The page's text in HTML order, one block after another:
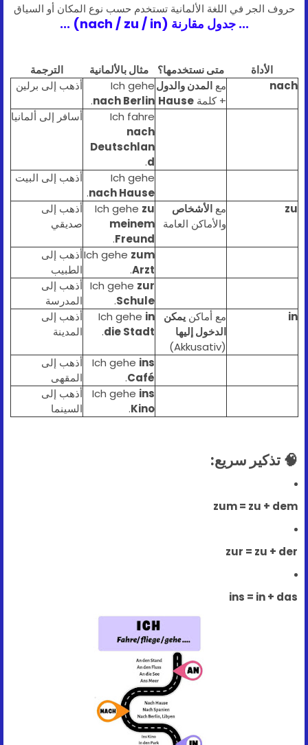
حروف الجر في اللغة الألمانية تستخدم حسب نوع المكان أو السياق
... جدول مقارنة (nach / zu / in) ...
الأداة متى نستخدمها؟ مثال بالألمانية
الترجمة
nach
مع المدن والدول
+ كلمة Hause
Ich gehe
nach Berlin
.
أذهب إلى برلين
Ich fahre
nach
Deutschlan
d
.
أسافر إلى ألمانيا
Ich gehe
nach Hause
.
أذهب إلى البيت
zu مع الأشخاص
والأماكن العامة
Ich gehe zu
meinem
Freund
.
أذهب إلى
صديقي
Ich gehe zum
Arzt
.
أذهب إلى
الطبيب
Ich gehe zur
Schule
.
أذهب إلى
المدرسة
in
مع أماكن يمكن
الدخول إليها
(Akkusativ)
Ich gehe in
die Stadt
.
أذهب إلى
المدينة
Ich gehe ins
Café
.
أذهب إلى
المقهى
Ich gehe ins
Kino
.
أذهب إلى
السينما
🧠 تذكير سريع:
zum = zu + dem
zur = zu + der
ins = in + das